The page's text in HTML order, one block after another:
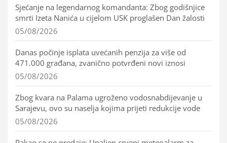
Sjećanje na legendarnog komandanta: Zbog godišnjice
smrti Izeta Nanića u cijelom USK proglašen Dan žalosti
05/08/2026
Danas počinje isplata uvećanih penzija za više od
471.000 građana, zvanično potvrđeni novi iznosi
05/08/2026
Zbog kvara na Palama ugroženo vodosnabdijevanje u
Sarajevu, ovo su naselja kojima prijeti redukcije vode
05/08/2026